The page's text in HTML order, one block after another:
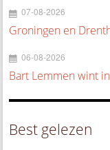
07-08-2026
Groningen en
06-08-2026
Bart Lemmen wint
Best gelezen